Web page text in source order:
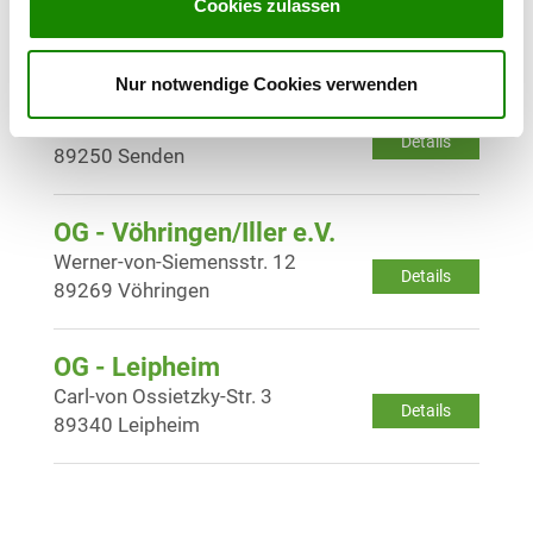
Cookies zulassen
Nur notwendige Cookies verwenden
OG - Senden/Bay.
Details
Am Klausenwald
89250 Senden
OG - Vöhringen/Iller e.V.
Details
Werner-von-Siemensstr. 12
89269 Vöhringen
OG - Leipheim
Details
Carl-von Ossietzky-Str. 3
89340 Leipheim